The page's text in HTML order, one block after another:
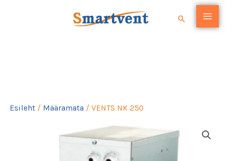
Search
Esileht / Määramata / VENTS NK 250